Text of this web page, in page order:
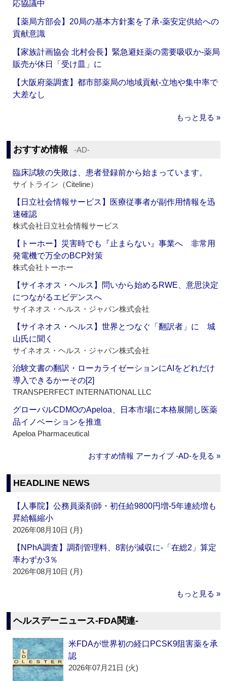
応協議中
【薬局方部会】20局の基本方針案を了承‐薬安定供給への
貢献意識
【家族計画協会 北村会長】緊急避妊薬の需要吸収か‐薬局
販売が休日「受け皿」に
【大阪府薬調査】都市部薬局の地域貢献‐立地や集中率で
大差なし
もっと見る »
おすすめ情報 ‐AD‐
臨床試験の失敗は、患者登録前から始まっています。
サイトライン（Citeline）
【日立社会情報サービス】医療従事者が副作用情報を迅
速確認
株式会社日立社会情報サービス
【トーホー】災害時でも『止まらない』事業へ 非常用
発電機で万全のBCP対策
株式会社トーホー
【サイネオス・ヘルス】問いから始めるRWE、意思決定
につながるエビデンスへ
サイネオス・ヘルス・ジャパン株式会社
【サイネオス・ヘルス】世界とつなぐ「翻訳者」に 城
山氏に聞く
サイネオス・ヘルス・ジャパン株式会社
治験文書の翻訳・ローカライゼーションにAIをどれだけ
導入できるかーその[2]
TRANSPERFECT INTERNATIONAL LLC
グローバルCDMOのApeloa、日本市場に本格展開し医薬
品イノベーションを推進
Apeloa Pharmaceutical
おすすめ情報 アーカイブ ‐AD‐を見る »
HEADLINE NEWS
【人事院】公務員薬剤師・初任給9800円増‐5年連続増も
昇給幅縮小
2026年08月10日 (月)
【NPhA調査】調剤管理料、8割が減収に‐「在総2」算定
率わずか3％
2026年08月10日 (月)
もっと見る »
ヘルスデーニュース‐FDA関連‐
米FDAが世界初の経口PCSK9阻害薬を承
認
2026年07月21日 (火)